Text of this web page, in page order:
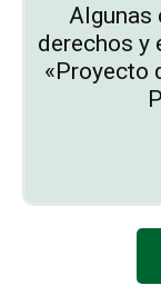
Algunas
derechos y
«Proyecto